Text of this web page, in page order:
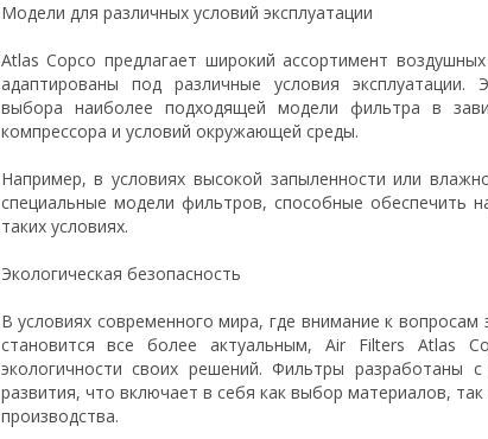
Модели для различных условий эксплуатации
Atlas Copco предлагает широкий ассортимент
адаптированы под различные условия эксплуатации.
выбора наиболее подходящей модели фильтра в
компрессора и условий окружающей среды.
Например, в условиях высокой запыленности или
специальные модели фильтров, способные обеспечить
таких условиях.
Экологическая безопасность
В условиях современного мира, где внимание к вопросам
становится все более актуальным, Air Filters Atlas
экологичности своих решений. Фильтры разработаны
развития, что включает в себя как выбор материалов,
производства.